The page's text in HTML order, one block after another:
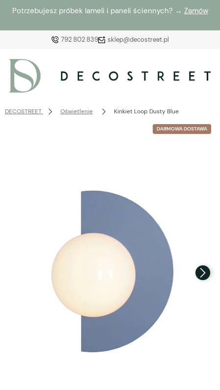
Potrzebujesz próbek lameli i paneli ściennych? → Zamów
792 802 839 sklep@decostreet.pl
Załóż konto
DECOSTREET Oświetlenie Kinkiet Loop Dusty Blue
DARMOWA DOSTAWA